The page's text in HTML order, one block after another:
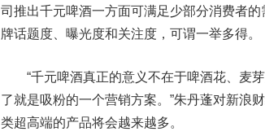
司推出千元啤酒一方面可满足少部分消费者
牌话题度、曝光度和关注度，可谓一举多得。
“千元啤酒真正的意义不在于啤酒花、麦芽
了就是吸粉的一个营销方案。”朱丹蓬对新浪
类超高端的产品将会越来越多。